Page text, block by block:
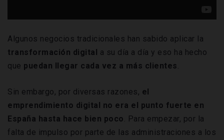
Algunos negocios tradicionales han sabido aplicar la
transformación digital a su día a día y eso ha hecho
que puedan llegar cada vez a más clientes.
Sin embargo, por diversas razones, el
emprendimiento digital no era el punto fuerte en
España hasta hace bien poco. Para empezar, por la
falta de impulso por parte de las administraciones a los